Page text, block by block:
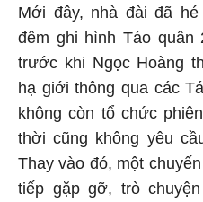
Mới đây, nhà đài đã
đêm ghi hình Táo quân
trước khi Ngọc Hoàng
hạ giới thông qua các
không còn tổ chức
thời cũng không yêu
Thay vào đó, một
tiếp gặp gỡ, trò